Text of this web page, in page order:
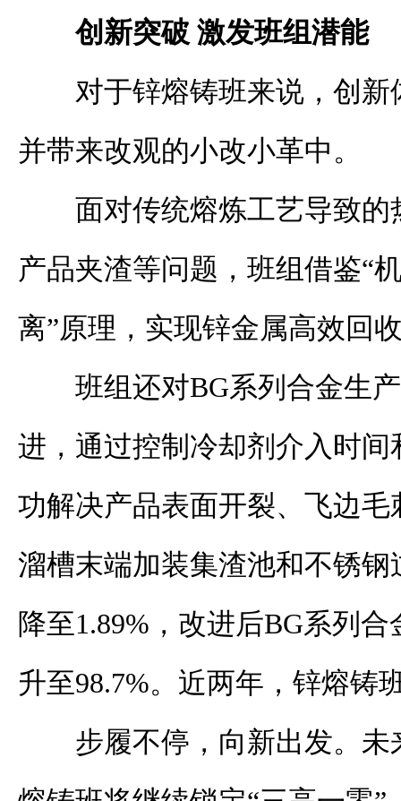
创新突破 激发班组潜能
对于锌熔铸班来说，创
并带来改观的小改小革中。
面对传统熔炼工艺导致
产品夹渣等问题，班组借鉴“
离”原理，实现锌金属高效回
班组还对BG系列合金生
进，通过控制冷却剂介入时
功解决产品表面开裂、飞边
溜槽末端加装集渣池和不锈
降至1.89%，改进后BG系列
升至98.7%。近两年，锌熔铸
步履不停，向新出发。